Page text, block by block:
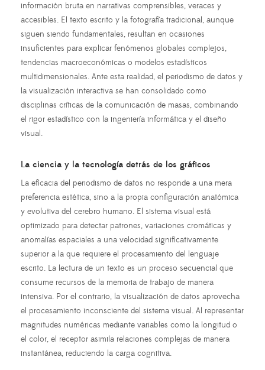
información bruta en narrativas comprensibles, veraces y
accesibles. El texto escrito y la fotografía tradicional, aunque
siguen siendo fundamentales, resultan en ocasiones
insuficientes para explicar fenómenos globales complejos,
tendencias macroeconómicas o modelos estadísticos
multidimensionales. Ante esta realidad, el periodismo de datos y
la visualización interactiva se han consolidado como
disciplinas críticas de la comunicación de masas, combinando
el rigor estadístico con la ingeniería informática y el diseño
visual.
La ciencia y la tecnología detrás de los gráficos
La eficacia del periodismo de datos no responde a una mera
preferencia estética, sino a la propia configuración anatómica
y evolutiva del cerebro humano. El sistema visual está
optimizado para detectar patrones, variaciones cromáticas y
anomalías espaciales a una velocidad significativamente
superior a la que requiere el procesamiento del lenguaje
escrito. La lectura de un texto es un proceso secuencial que
consume recursos de la memoria de trabajo de manera
intensiva. Por el contrario, la visualización de datos aprovecha
el procesamiento inconsciente del sistema visual. Al representar
magnitudes numéricas mediante variables como la longitud o
el color, el receptor asimila relaciones complejas de manera
instantánea, reduciendo la carga cognitiva.